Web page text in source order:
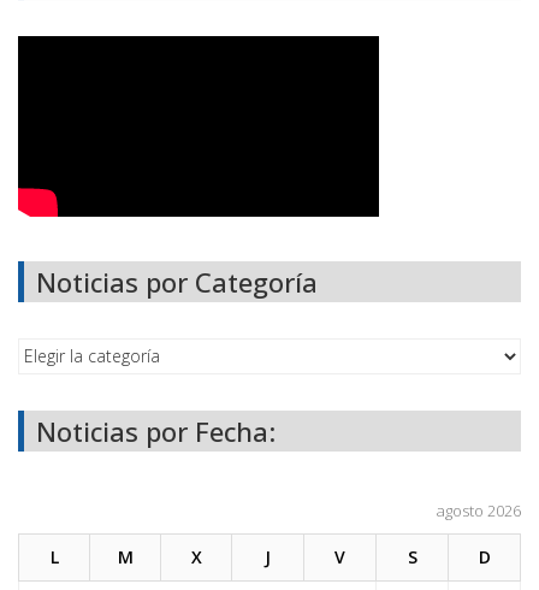
Noticias por Categoría
Noticias por Fecha:
agosto 2026
L M X J V S D